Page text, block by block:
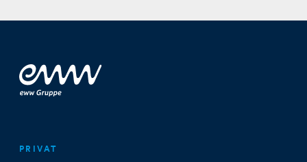
PRIVAT